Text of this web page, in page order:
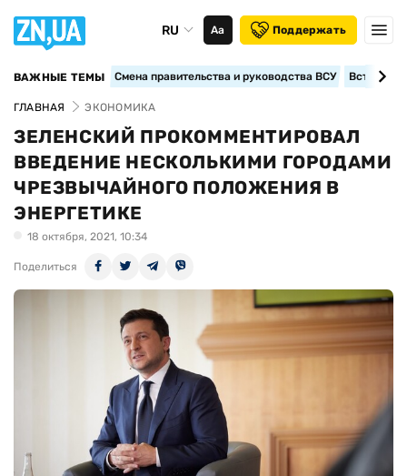
RU Аа Поддержать
ВАЖНЫЕ ТЕМЫ Смена правительства и руководства ВСУ
ГЛАВНАЯ ЭКОНОМИКА
ЗЕЛЕНСКИЙ ПРОКОММЕНТИРОВАЛ
ВВЕДЕНИЕ НЕСКОЛЬКИМИ ГОРОДАМИ
ЧРЕЗВЫЧАЙНОГО ПОЛОЖЕНИЯ В
ЭНЕРГЕТИКЕ
18 октября, 2021, 10:34
Поделиться